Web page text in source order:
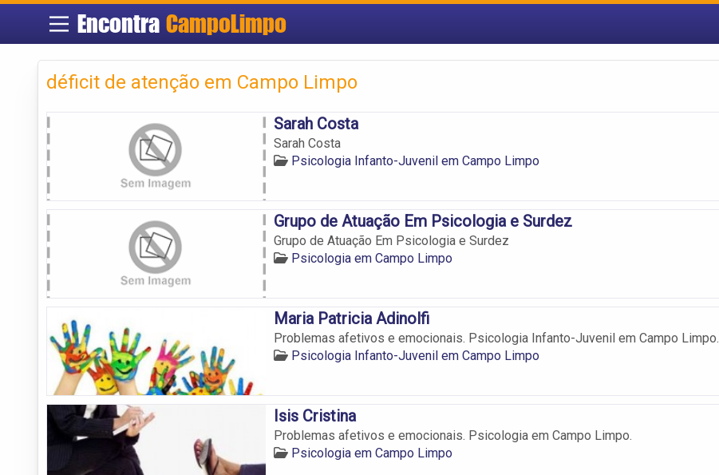
EncontraCampoLimpo
déficit de atenção em Campo Limpo
Sarah Costa
Sarah Costa
Psicologia Infanto-Juvenil em Campo Limpo
Grupo de Atuação Em Psicologia e Surdez
Grupo de Atuação Em Psicologia e Surdez
Psicologia em Campo Limpo
Maria Patricia Adinolfi
Problemas afetivos e emocionais. Psicologia Infanto-Juvenil em Campo Limpo.
Psicologia Infanto-Juvenil em Campo Limpo
Isis Cristina
Problemas afetivos e emocionais. Psicologia em Campo Limpo.
Psicologia em Campo Limpo